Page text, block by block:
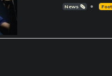
News 🗞️